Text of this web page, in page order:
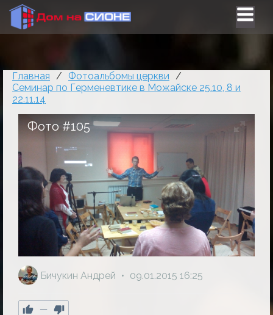
Главная / Фотоальбомы церкви /
Семинар по Герменевтике в Можайске 25.10, 8 и
22.11.14
Фото #105
Бичукин Андрей 09.01.2015 16:25
—